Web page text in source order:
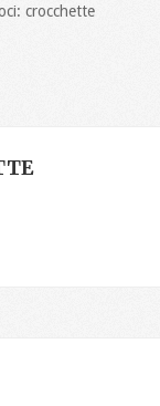
crocchette